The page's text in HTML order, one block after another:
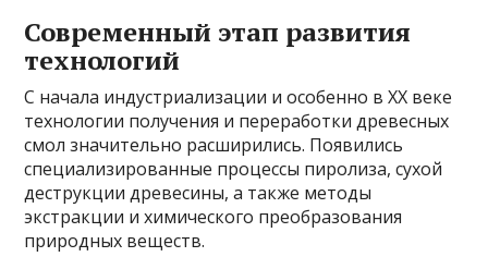
Современный этап развития
технологий
С начала индустриализации и особенно в XX веке
технологии получения и переработки древесных
смол значительно расширились. Появились
специализированные процессы пиролиза, сухой
деструкции древесины, а также методы
экстракции и химического преобразования
природных веществ.